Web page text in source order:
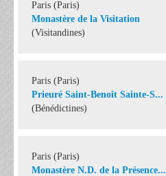
Paris (Paris)
Monastère de la Visitation
(Visitandines)
Paris (Paris)
Prieuré Saint-Benoît Sainte-S...
(Bénédictines)
Paris (Paris)
Monastère N.D. de la Présence...